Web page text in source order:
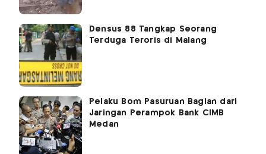
Densus 88 Tangkap Seorang
Terduga Teroris di Malang
Pelaku Bom Pasuruan Bagian dari
Jaringan Perampok Bank CIMB
Medan